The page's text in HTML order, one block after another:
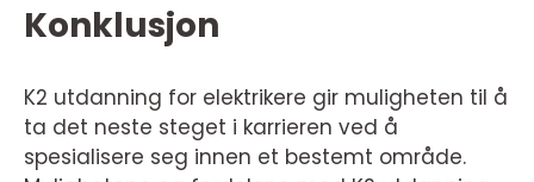
Konklusjon
K2 utdanning for elektrikere gir muligheten til å
ta det neste steget i karrieren ved å
spesialisere seg innen et bestemt område.